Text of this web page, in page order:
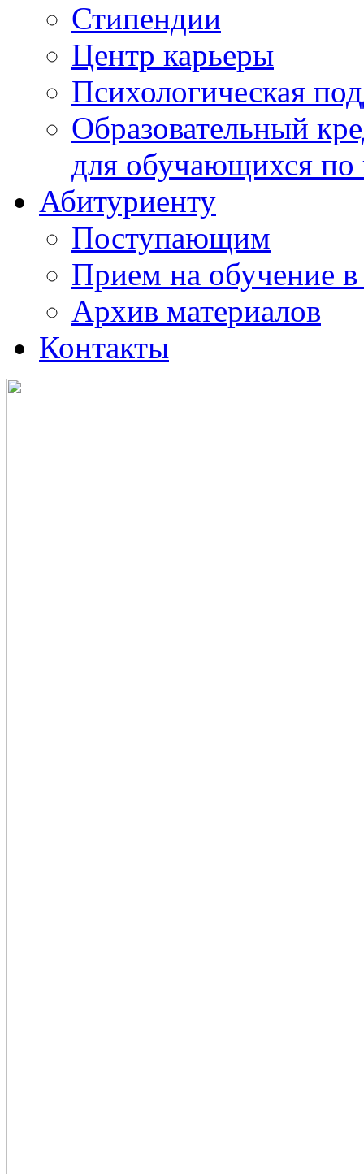
Стипендии
Центр карьеры
Психологическая
Образовательный
для обучающихся
Абитуриенту
Поступающим
Прием на обучение в
Архив материалов
Контакты